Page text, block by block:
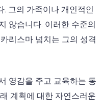
그의 가족이나 개인적인
않습니다. 이러한 수준의
리스마 넘치는 그의 성격
영감을 주고 교육하는 동
계획에 대한 자연스러운